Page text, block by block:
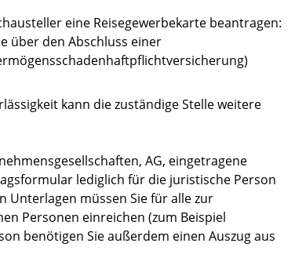
eine Reisegewerbekarte beantragen:
über den Abschluss einer
kann die zuständige Stelle weitere
AG, eingetragene
lediglich für die juristische Person
Unterlagen müssen Sie für alle zur
Personen einreichen (zum Beispiel
benötigen Sie außerdem einen Auszug aus